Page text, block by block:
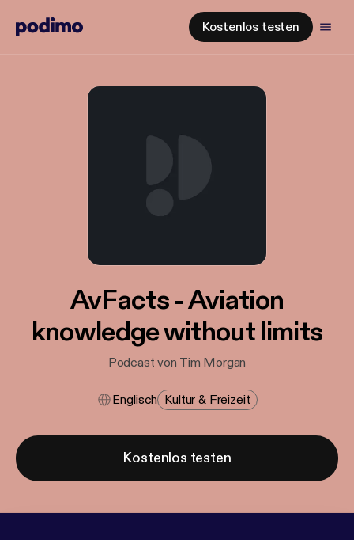
Kostenlos testen
AvFacts - Aviation
knowledge without limits
Podcast von Tim Morgan
Englisch Kultur & Freizeit
Kostenlos testen